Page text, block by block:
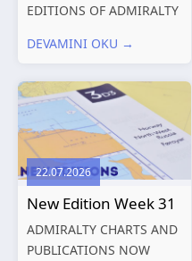
EDITIONS OF ADMIRALTY
PUBLICATIONS New
Charts published 13
August 2026 Chart
Title, limits
and other remarks
319
International chart
DEVAMINI OKU →
22.07.2026
New Edition Week 31
ADMIRALTY CHARTS AND
PUBLICATIONS NOW